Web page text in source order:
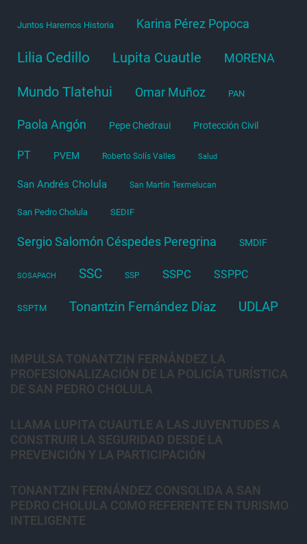
Juntos Haremos Historia Karina Pérez Popoca
Lilia Cedillo Lupita Cuautle MORENA
Mundo Tlatehui Omar Muñoz PAN
Paola Angón Pepe Chedraui Protección Civil
PT PVEM Roberto Solís Valles Salud
San Andrés Cholula San Martín Texmelucan
San Pedro Cholula SEDIF
Sergio Salomón Céspedes Peregrina SMDIF
SOSAPACH SSC SSP SSPC SSPPC
SSPTM Tonantzin Fernández Díaz UDLAP
IMPULSA TONANTZIN FERNÁNDEZ LA
PROFESIONALIZACIÓN DE LA POLICÍA TURÍSTICA
DE SAN PEDRO CHOLULA
LLAMA LUPITA CUAUTLE A LAS JUVENTUDES A
CONSTRUIR LA SEGURIDAD DESDE LA
PREVENCIÓN Y LA PARTICIPACIÓN
TONANTZIN FERNÁNDEZ CONSOLIDA A SAN
PEDRO CHOLULA COMO REFERENTE EN TURISMO
INTELIGENTE